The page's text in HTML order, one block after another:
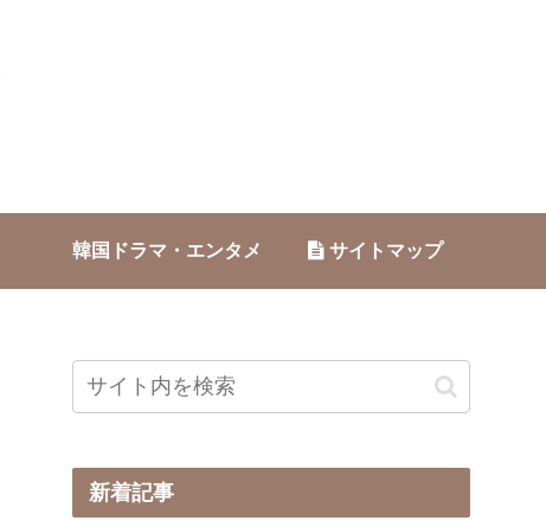
韓国ドラマ・エンタメ サイトマップ
新着記事